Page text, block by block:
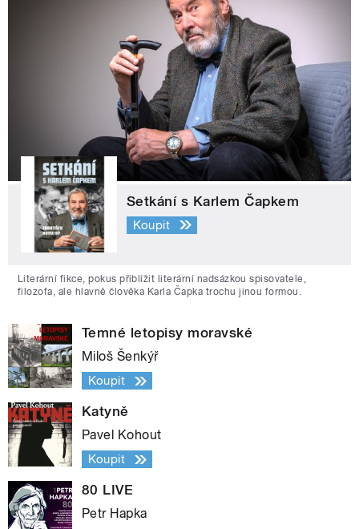
Setkání s Karlem Čapkem
Koupit
Literární fikce, pokus přiblížit literární nadsázkou spisovatele,
filozofa, ale hlavně člověka Karla Čapka trochu jinou formou.
Temné letopisy moravské
Miloš Šenkýř
Koupit
Katyně
Pavel Kohout
Koupit
80 LIVE
Petr Hapka